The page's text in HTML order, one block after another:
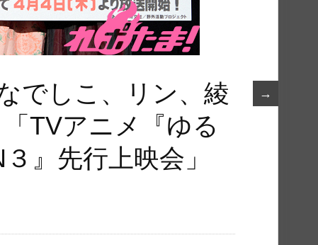
→
でしこ、リン、綾
TVアニメ『ゆる
』先行上映会」